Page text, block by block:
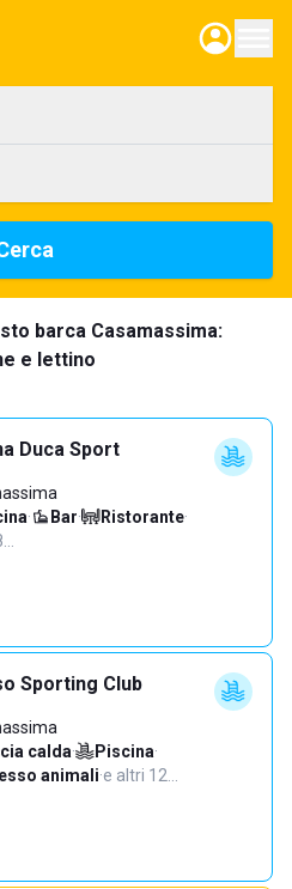
barca Casamassima:
e lettino
Duca Sport
· Bar· Ristorante·
Sporting Club
calda· Piscina·
animali·e altri 12…